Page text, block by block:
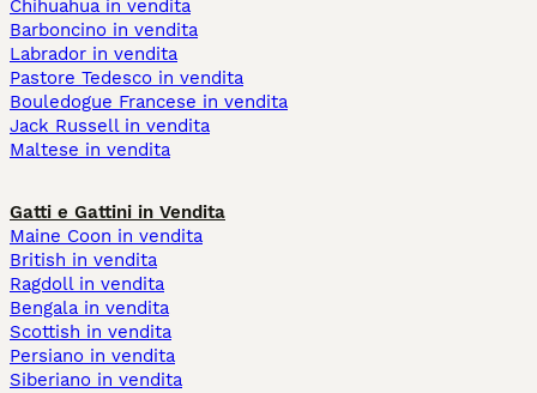
Chihuahua in vendita
Barboncino in vendita
Labrador in vendita
Pastore Tedesco in vendita
Bouledogue Francese in vendita
Jack Russell in vendita
Maltese in vendita
Gatti e Gattini in Vendita
Maine Coon in vendita
British in vendita
Ragdoll in vendita
Bengala in vendita
Scottish in vendita
Persiano in vendita
Siberiano in vendita